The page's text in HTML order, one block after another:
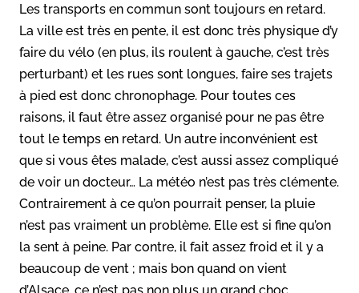
Les transports en commun sont toujours en retard.
La ville est très en pente, il est donc très physique d’y
faire du vélo (en plus, ils roulent à gauche, c’est très
perturbant) et les rues sont longues, faire ses trajets
à pied est donc chronophage. Pour toutes ces
raisons, il faut être assez organisé pour ne pas être
tout le temps en retard. Un autre inconvénient est
que si vous êtes malade, c’est aussi assez compliqué
de voir un docteur… La météo n’est pas très clémente.
Contrairement à ce qu’on pourrait penser, la pluie
n’est pas vraiment un problème. Elle est si fine qu’on
la sent à peine. Par contre, il fait assez froid et il y a
beaucoup de vent ; mais bon quand on vient